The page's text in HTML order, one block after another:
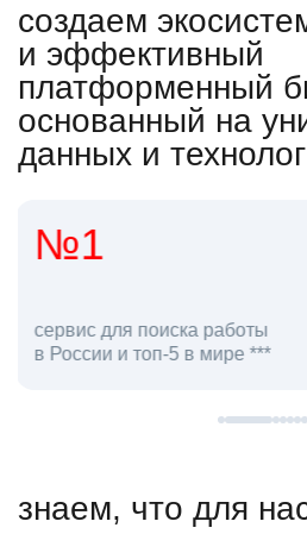
создаем
и эффективный
платформенный
основанный на
данных и
4,5
средняя оценка hh.ru как
знаем, что для